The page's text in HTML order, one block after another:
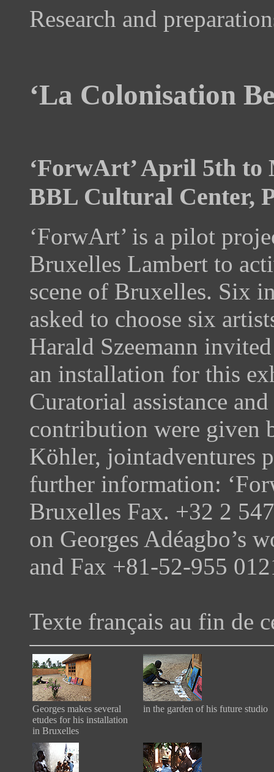
Research and
‘La Colonisation
‘ForwArt’ April 5th to
BBL Cultural Center,
‘ForwArt’ is a pilot
Bruxelles Lambert to
scene of Bruxelles. Six
asked to choose six
Harald Szeemann
an installation for this
Curatorial assistance
contribution were given
Köhler, jointadventures
further information:
Bruxelles Fax. +32 2
on Georges Adéagbo’s
and Fax +81-52-955
Texte français au fin de
Georges makes several
etudes for his installation
in Bruxelles
in the garden of his future studio